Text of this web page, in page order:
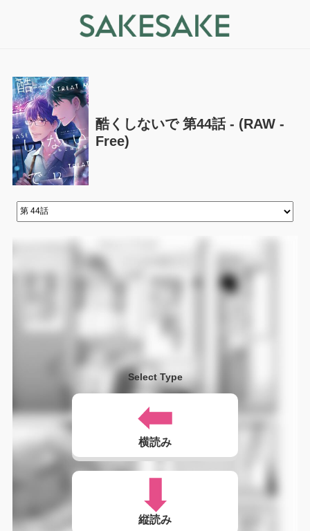
酷くしないで 第44話 - (RAW -
Free)
Select Type
横読み
縦読み